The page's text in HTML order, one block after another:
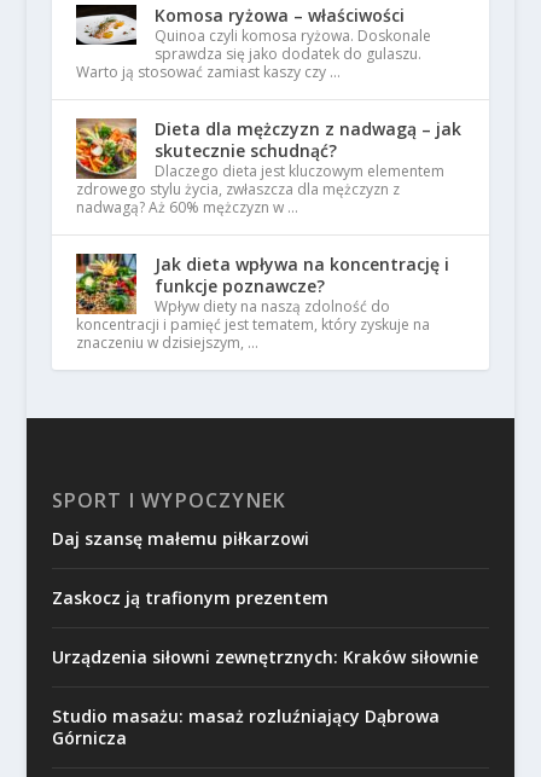
Komosa ryżowa – właściwości
Quinoa czyli komosa ryżowa. Doskonale
sprawdza się jako dodatek do gulaszu.
Warto ją stosować zamiast kaszy czy …
Dieta dla mężczyzn z nadwagą – jak
skutecznie schudnąć?
Dlaczego dieta jest kluczowym elementem
zdrowego stylu życia, zwłaszcza dla mężczyzn z
nadwagą? Aż 60% mężczyzn w …
Jak dieta wpływa na koncentrację i
funkcje poznawcze?
Wpływ diety na naszą zdolność do
koncentracji i pamięć jest tematem, który zyskuje na
znaczeniu w dzisiejszym, …
SPORT I WYPOCZYNEK
Daj szansę małemu piłkarzowi
Zaskocz ją trafionym prezentem
Urządzenia siłowni zewnętrznych: Kraków siłownie
Studio masażu: masaż rozluźniający Dąbrowa
Górnicza